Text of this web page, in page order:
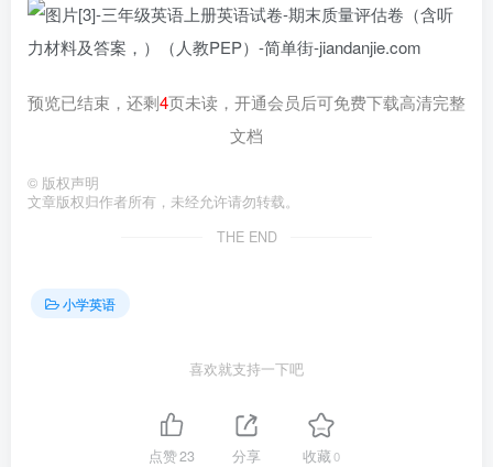
预览已结束，还剩4页未读，开通会员后可免费下载高清完整
文档
© 版权声明
文章版权归作者所有，未经允许请勿转载。
THE END
小学英语
喜欢就支持一下吧
点赞23 分享 收藏0